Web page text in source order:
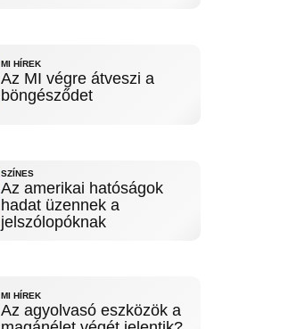
MI HÍREK
Az MI végre átveszi a
böngésződet
SZÍNES
Az amerikai hatóságok
hadat üzennek a
jelszólopóknak
MI HÍREK
Az agyolvasó eszközök a